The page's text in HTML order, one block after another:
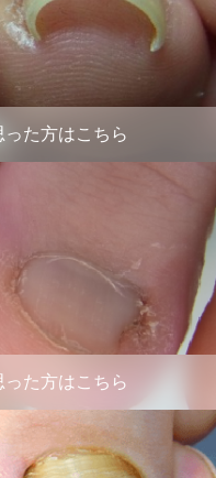
た方はこちら
た方はこちら